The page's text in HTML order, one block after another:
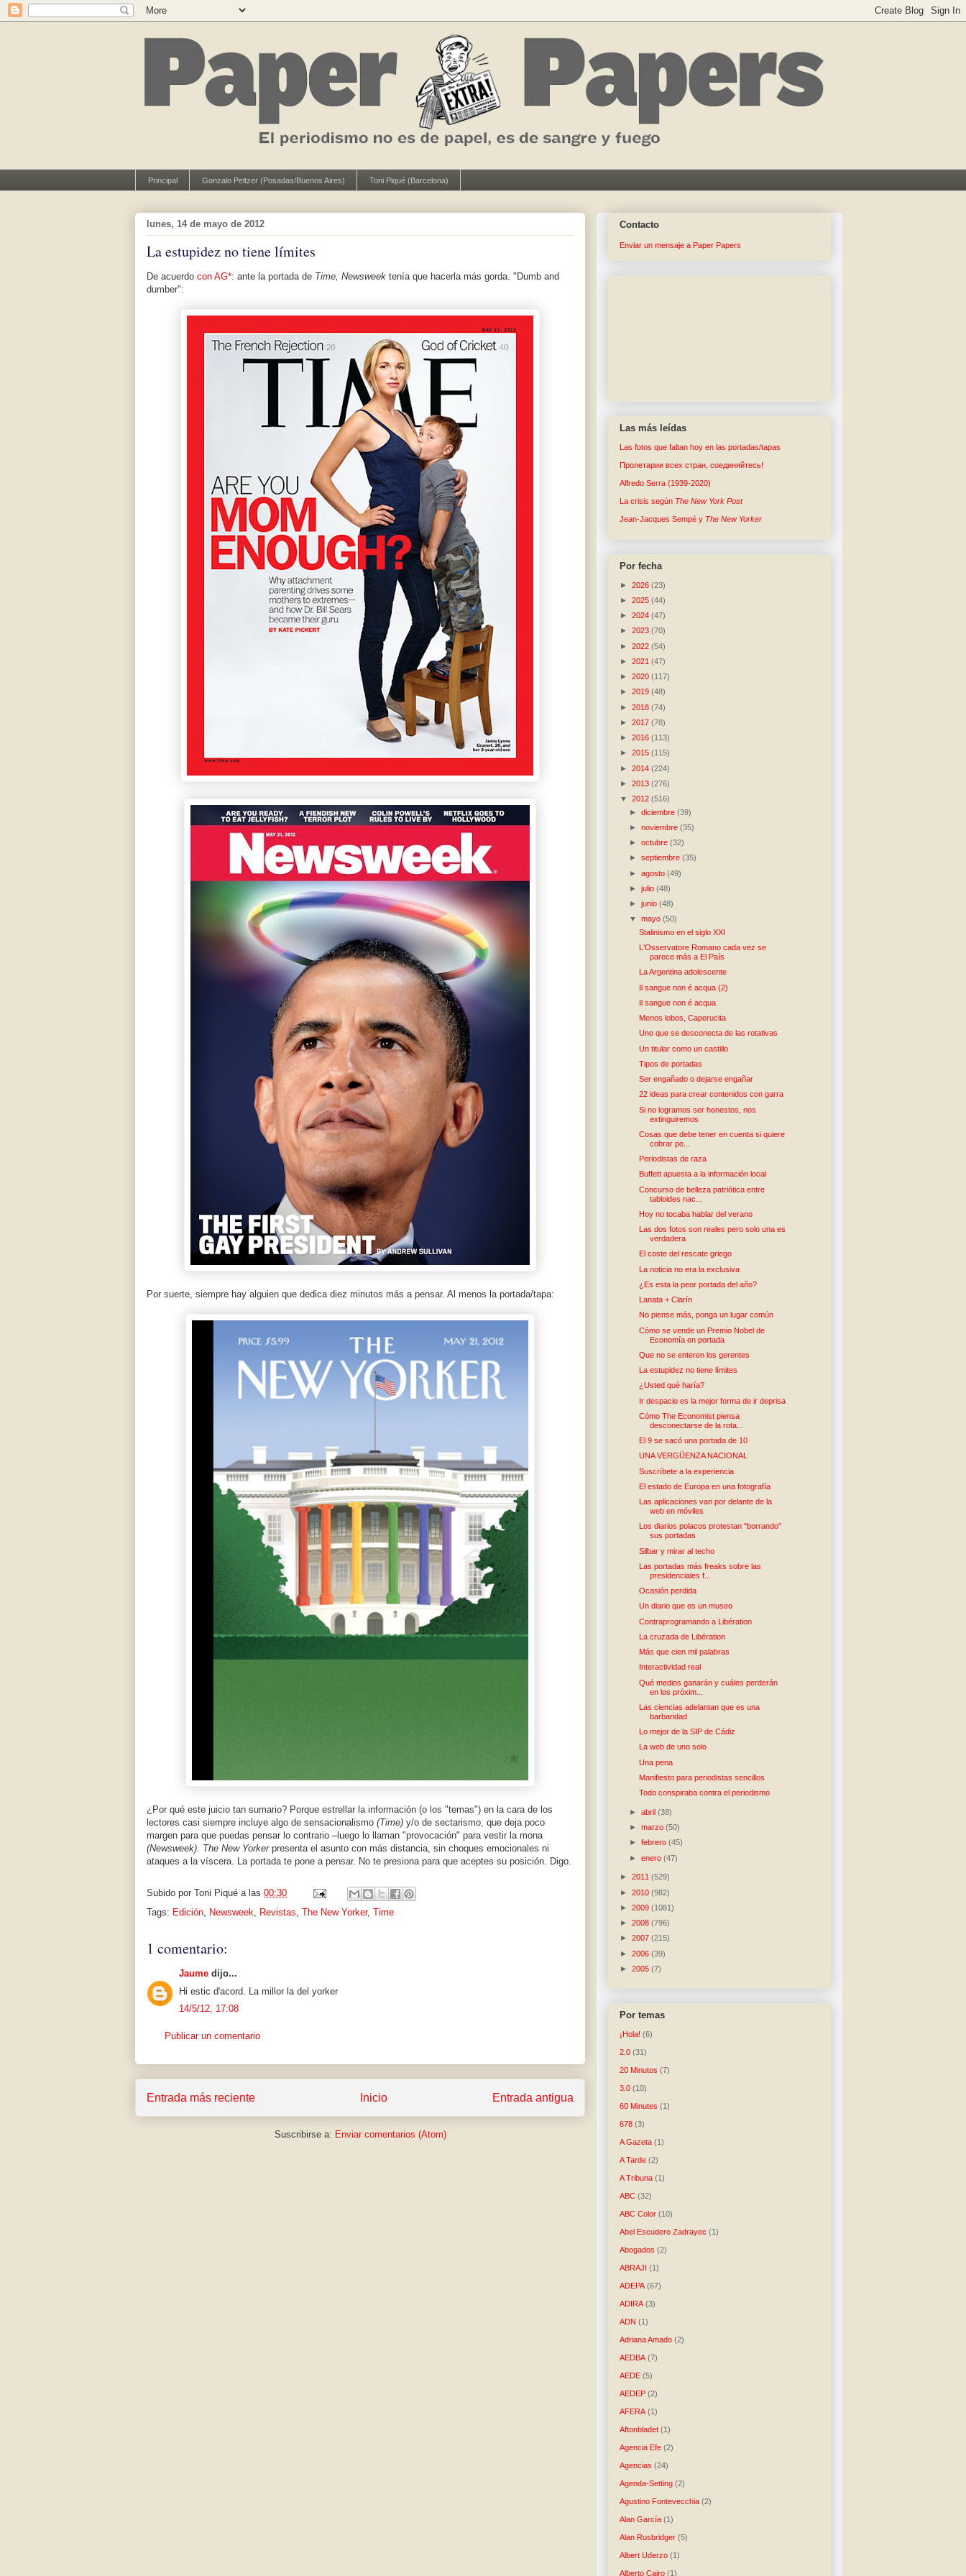
Principal Gonzalo Peltzer (Posadas/Buenos Aires) Toni Piqué (Barcelona)
lunes, 14 de mayo de 2012
La estupidez no tiene límites
De acuerdo con AG*: ante la portada de Time, Newsweek tenía que hacerla más gorda. "Dumb and
dumber":
Por suerte, siempre hay alguien que dedica diez minutos más a pensar. Al menos la portada/tapa:
¿Por qué este juicio tan sumario? Porque estrellar la información (o los "temas") en la cara de los
lectores casi siempre incluye algo de sensacionalismo (Time) y/o de sectarismo, que deja poco
margen para que puedas pensar lo contrario –luego lo llaman "provocación" para vestir la mona
(Newsweek). The New Yorkerpresenta el asunto con más distancia, sin choques emocionales ni
ataques a la víscera. La portada te pone a pensar. No te presiona para que aceptes su posición. Digo.
Subido por Toni Piqué a las 00:30
Tags: Edición, Newsweek, Revistas, The New Yorker, Time
1 comentario:
Jaume dijo...
Hi estic d'acord. La millor la del yorker
14/5/12, 17:08
Publicar un comentario
Entrada más reciente Entrada antigua
Inicio
Suscribirse a: Enviar comentarios (Atom)
Contacto
Enviar un mensaje a Paper Papers
Las más leídas
Las fotos que faltan hoy en las portadas/tapas
Пролетарии всех стран, соединяйтесь!
Alfredo Serra (1939-2020)
La crisis según The New York Post
Jean-Jacques Sempé y The New Yorker
Por fecha
► 2026 (23)
► 2025 (44)
► 2024 (47)
► 2023 (70)
► 2022 (54)
► 2021 (47)
► 2020 (117)
► 2019 (48)
► 2018 (74)
► 2017 (78)
► 2016 (113)
► 2015 (115)
► 2014 (224)
► 2013 (276)
▼ 2012 (516)
►diciembre(39)
►noviembre(35)
►octubre(32)
►septiembre(35)
►agosto(49)
►julio(48)
►junio(48)
▼mayo(50)
Stalinismo en el siglo XXI
L'Osservatore Romano cada vez se
parece más a El País
La Argentina adolescente
Il sangue non é acqua (2)
Il sangue non é acqua
Menos lobos, Caperucita
Uno que se desconecta de las rotativas
Un titular como un castillo
Tipos de portadas
Ser engañado o dejarse engañar
22 ideas para crear contenidos con garra
Si no logramos ser honestos, nos
extinguiremos
Cosas que debe tener en cuenta si quiere
cobrar po...
Periodistas de raza
Buffett apuesta a la información local
Concurso de belleza patriótica entre
tabloides nac...
Hoy no tocaba hablar del verano
Las dos fotos son reales pero solo una es
verdadera
El coste del rescate griego
La noticia no era la exclusiva
¿Es esta la peor portada del año?
Lanata + Clarín
No piense más, ponga un lugar común
Cómo se vende un Premio Nobel de
Economía en portada
Que no se enteren los gerentes
La estupidez no tiene límites
¿Usted qué haría?
Ir despacio es la mejor forma de ir deprisa
Cómo The Economist piensa
desconectarse de la rota...
El 9 se sacó una portada de 10
UNA VERGÜENZA NACIONAL
Suscríbete a la experiencia
El estado de Europa en una fotografía
Las aplicaciones van por delante de la
web en móviles
Los diarios polacos protestan "borrando"
sus portadas
Silbar y mirar al techo
Las portadas más freaks sobre las
presidenciales f...
Ocasión perdida
Un diario que es un museo
Contraprogramando a Libération
La cruzada de Libération
Más que cien mil palabras
Interactividad real
Qué medios ganarán y cuáles perderán
en los próxim...
Las ciencias adelantan que es una
barbaridad
Lo mejor de la SIP de Cádiz
La web de uno solo
Una pena
Manifiesto para periodistas sencillos
Todo conspiraba contra el periodismo
►abril(38)
►marzo(50)
►febrero(45)
►enero(47)
► 2011 (529)
► 2010 (982)
► 2009 (1081)
► 2008 (796)
► 2007 (215)
► 2006 (39)
► 2005 (7)
Por temas
¡Hola! (6)
2.0 (31)
20 Minutos (7)
3.0 (10)
60 Minutes (1)
678 (3)
A Gazeta (1)
A Tarde (2)
A Tribuna (1)
ABC (32)
ABC Color (10)
Abel Escudero Zadrayec (1)
Abogados (2)
ABRAJI (1)
ADEPA (67)
ADIRA (3)
ADN (1)
Adriana Amado (2)
AEDBA (7)
AEDE (5)
AEDEP (2)
AFERA (1)
Aftonbladet (1)
Agencia Efe (2)
Agencias (24)
Agenda-Setting (2)
Agustino Fontevecchia (2)
Alan García (1)
Alan Rusbridger (5)
Albert Uderzo (1)
Alberto Cairo (1)